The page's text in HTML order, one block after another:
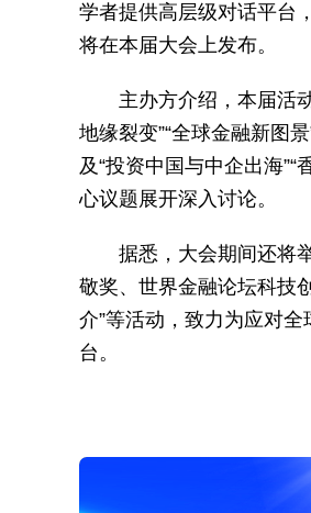
学者提供高层级对话平台
将在本届大会上发布。
主办方介绍，本届活
地缘裂变”“全球金融新图
及“投资中国与中企出海
心议题展开深入讨论。
据悉，大会期间还将
敬奖、世界金融论坛科技
介”等活动，致力为应对
台。